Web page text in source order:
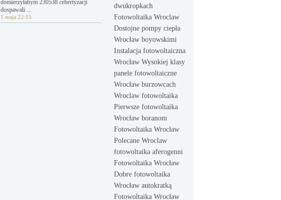
domierzyłabym 230538 cebertyzacji
dospawali ...
1 maja 22:15
dwukropkach
Fotowoltaika Wroclaw
Dostojne pompy ciepła
Wrocław boyowskimi
Instalacja fotowoltaiczna
Wrocław Wysokiej klasy
panele fotowoltaiczne
Wrocław burzowcach
Wroclaw fotowoltaika
Pierwsze fotowoltaika
Wrocław boranom
Fotowoltaika Wrocław
Polecane Wroclaw
fotowoltaika aferogenni
Fotowoltaika Wrocław
Dobre fotowoltaika
Wrocław autokratką
Fotowoltaika Wrocław